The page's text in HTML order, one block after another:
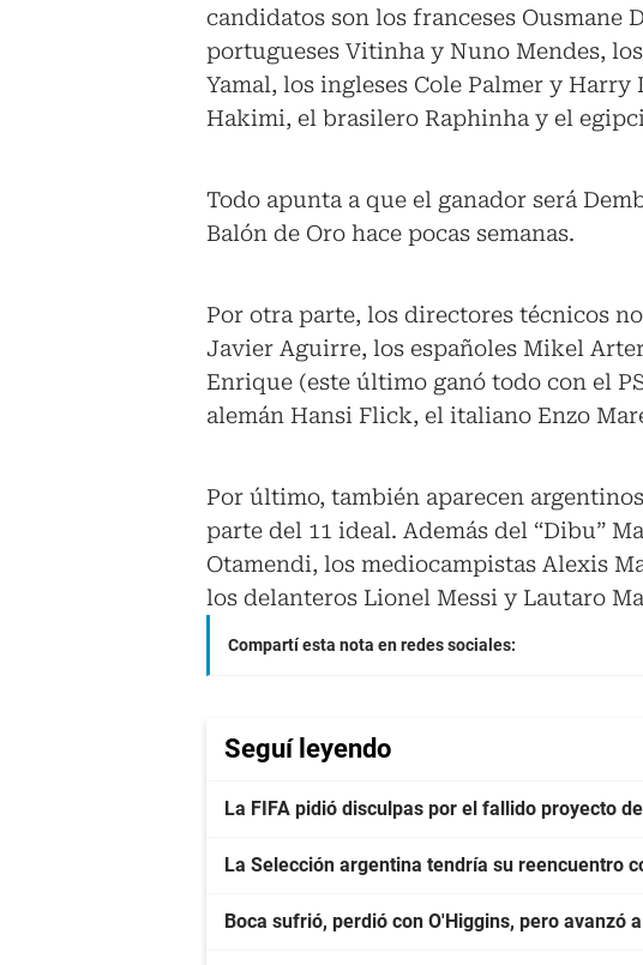
candidatos son los franceses Ousmane
portugueses Vitinha y Nuno Mendes,
Yamal, los ingleses Cole Palmer y
Hakimi, el brasilero Raphinha y el
Todo apunta a que el ganador será
Balón de Oro hace pocas semanas.
Por otra parte, los directores técnicos
Javier Aguirre, los españoles Mikel
Enrique (este último ganó todo con el
alemán Hansi Flick, el italiano Enzo
Por último, también aparecen
parte del 11 ideal. Además del “Dibu”
Otamendi, los mediocampistas Alexis
los delanteros Lionel Messi y Lautaro
Compartí esta nota en redes sociales:
Seguí leyendo
La FIFA pidió disculpas por el fallido proyecto
La Selección argentina tendría su reencuentro
Boca sufrió, perdió con O'Higgins, pero avanzó